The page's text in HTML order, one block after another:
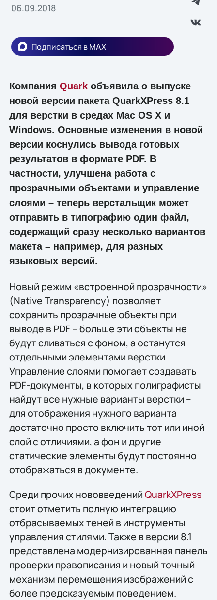
06.09.2018
Подписаться в MAX
Компания Quarkобъявила о выпуске
новой версии пакета QuarkXPress 8.1
для верстки в средах Mac OS X и
Windows. Основные изменения в новой
версии коснулись вывода готовых
результатов в формате PDF. В
частности, улучшена работа с
прозрачными объектами и управление
слоями – теперь верстальщик может
отправить в типографию один файл,
содержащий сразу несколько вариантов
макета – например, для разных
языковых версий.
Новый режим «встроенной прозрачности»
(Native Transparency) позволяет
сохранить прозрачные объекты при
выводе в PDF – больше эти объекты не
будут сливаться с фоном, а останутся
отдельными элементами верстки.
Управление слоями помогает создавать
PDF-документы, в которых полиграфисты
найдут все нужные варианты верстки –
для отображения нужного варианта
достаточно просто включить тот или иной
слой с отличиями, а фон и другие
статические элементы будут постоянно
отображаться в документе.
Среди прочих нововведенийQuarkXPress
стоит отметить полную интеграцию
отбрасываемых теней в инструменты
управления стилями. Также в версии 8.1
представлена модернизированная панель
проверки правописания и новый точный
механизм перемещения изображений с
более предсказуемым поведением.